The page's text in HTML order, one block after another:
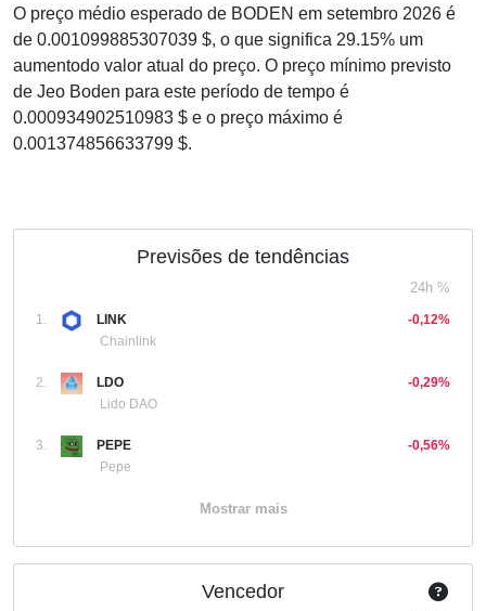
O preço médio esperado de BODEN em setembro 2026 é
de 0.001099885307039 $, o que significa 29.15% um
aumentodo valor atual do preço. O preço mínimo previsto
de Jeo Boden para este período de tempo é
0.000934902510983 $ e o preço máximo é
0.001374856633799 $.
Previsões de tendências
24h %
1.
LINK
Chainlink
-0,12%
2.
LDO
Lido DAO
-0,29%
3.
PEPE
Pepe
-0,56%
Mostrar mais
Vencedor